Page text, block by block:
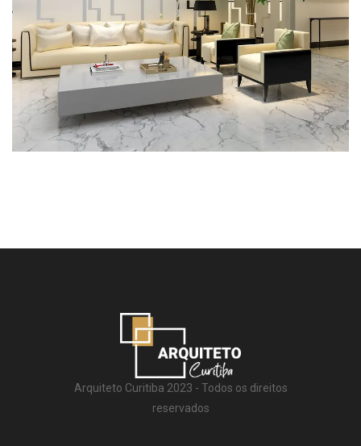
Arquiteto Curitiba 2023 - Todos os direitos
reservados